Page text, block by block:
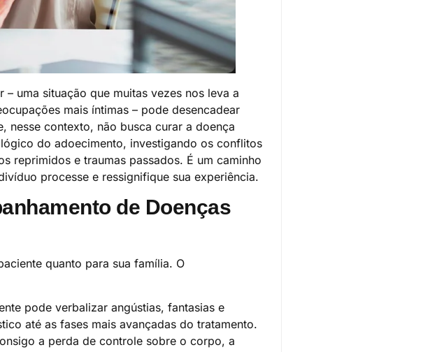
uma situação que muitas vezes nos leva a
mais íntimas – pode desencadear
nesse contexto, não busca curar a doença
do adoecimento, investigando os conflitos
reprimidos e traumas passados. É um caminho
processe e ressignifique sua experiência.
de Doenças
quanto para sua família. O
pode verbalizar angústias, fantasias e
até as fases mais avançadas do tratamento.
a perda de controle sobre o corpo, a